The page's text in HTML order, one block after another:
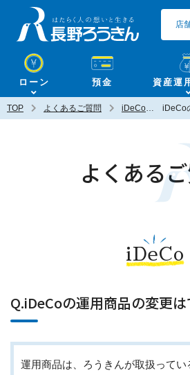
ローン 預金 資産運
店
TOP よくあるご質問 iDeCo
よくある
iDeCo
Q.iDeCoの運用商品の変更
運用商品は、ろうきんが取扱ってい